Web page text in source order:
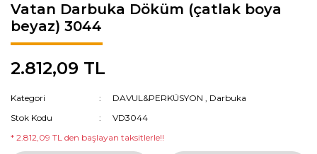
Vatan Darbuka Döküm (çatlak boya
beyaz) 3044
2.812,09 TL
Kategori DAVUL&PERKÜSYON , Darbuka
Stok Kodu
VD3044
* 2.812,09 TL den başlayan taksitlerle!!